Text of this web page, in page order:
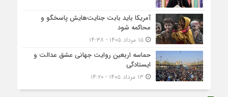
آمریکا باید بابت جنایت‌هایش پاسخگو و
محاکمه شود
۱۵ مرداد ۱۴۰۵ - ۱۴:۳۸
حماسه اربعین روایت جهانی عشق عدالت و
ایستادگی